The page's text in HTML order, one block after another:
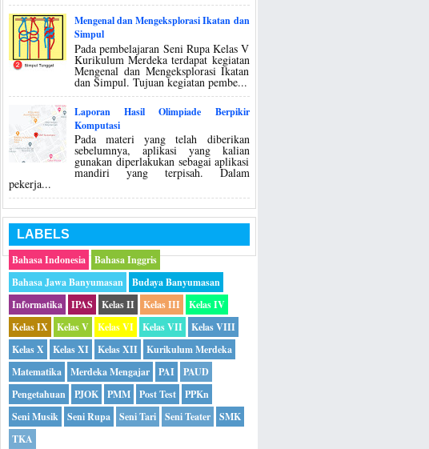
Mengenal dan Mengeksplorasi Ikatan dan
Simpul
Pada pembelajaran Seni Rupa Kelas V
Kurikulum Merdeka terdapat kegiatan
Mengenal dan Mengeksplorasi Ikatan
dan Simpul. Tujuan kegiatan pembe...
Laporan Hasil Olimpiade Berpikir
Komputasi
Pada materi yang telah diberikan
sebelumnya, aplikasi yang kalian
gunakan diperlakukan sebagai aplikasi
mandiri yang terpisah. Dalam
pekerja...
LABELS
Bahasa Indonesia
Bahasa Inggris
Bahasa Jawa Banyumasan
Budaya Banyumasan
Informatika
IPAS Kelas II Kelas III
Kelas IV
Kelas IX
Kelas V Kelas VI Kelas VII
Kelas VIII
Kelas X
Kelas XI Kelas XII
Kurikulum Merdeka
Matematika
Merdeka Mengajar PAI
PAUD
Pengetahuan
PJOK PMM Post Test
PPKn
Seni Musik
Seni Rupa Seni Tari Seni Teater
SMK
TKA